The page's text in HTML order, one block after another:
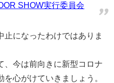
SHOW実行委員会
止になったわけではありま
、今は前向きに新型コロナ
心がけていきましょう。